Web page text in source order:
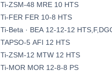
Ti-ZSM-48 MRE 10 HTS
Ti-FER FER 10-8 HTS
Ti-Beta · BEA 12-12-12
TAPSO-5 AFI 12 HTS
Ti-ZSM-12 MTW 12 HTS
Ti-MOR MOR 12-8-8 PS